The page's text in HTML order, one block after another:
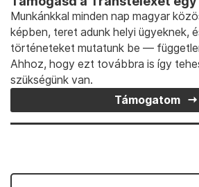
Munkánkkal minden nap magyar
képben, teret adunk helyi ügyeknek,
történeteket mutatunk be —
Ahhoz, hogy ezt továbbra is így
szükségünk van.
Támogatom